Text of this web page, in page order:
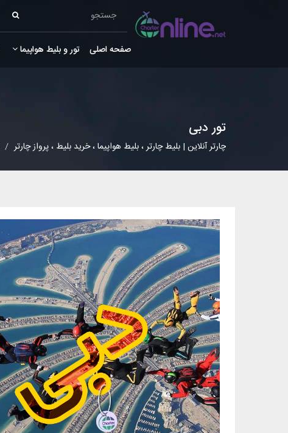
صفحه اصلی تور و بلیط هواپیما
تور دبی
چارتر آنلاین | بلیط چارتر ، بلیط هواپیما ، خرید بلیط ، پرواز چارتر